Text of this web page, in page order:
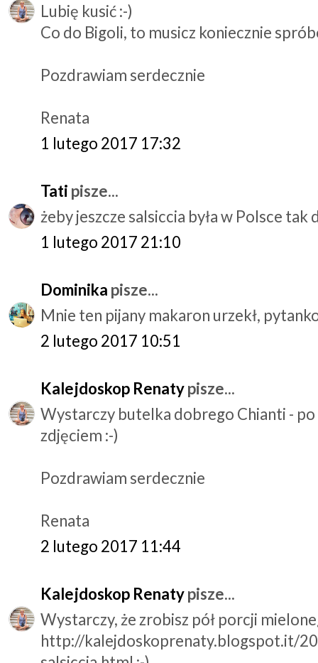
Lubię kusić :-)
Co do Bigoli, to musicz koniecznie
Pozdrawiam serdecznie
Renata
1 lutego 2017 17:32
Tati pisze...
żeby jeszcze salsiccia była w Polsce tak
1 lutego 2017 21:10
Dominika pisze...
Mnie ten pijany makaron urzekł,
2 lutego 2017 10:51
Kalejdoskop Renatypisze...
Wystarczy butelka dobrego Chianti - po
zdjęciem :-)
Pozdrawiam serdecznie
Renata
2 lutego 2017 11:44
Kalejdoskop Renatypisze...
Wystarczy, że zrobisz pół porcji
http://kalejdoskoprenaty.blogspot.it/